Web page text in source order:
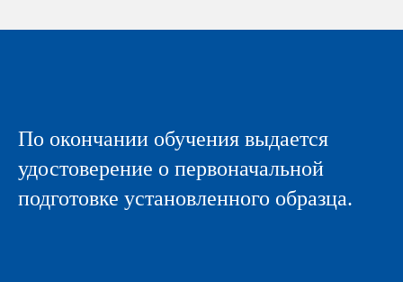
По окончании обучения выдается
удостоверение о первоначальной
подготовке установленного образца.